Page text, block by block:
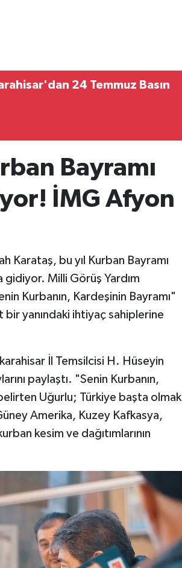
24 Temmuz Basın
Bayramı
İMG Afyon
Karataş, bu yıl Kurban Bayramı
gidiyor. Milli Görüş Yardım
Kurbanın, Kardeşinin Bayramı"
bir yanındaki ihtiyaç sahiplerine
İl Temsilcisi H. Hüseyin
paylaştı. "Senin Kurbanın,
belirten Uğurlu; Türkiye başta olmak
Amerika, Kuzey Kafkasya,
kesim ve dağıtımlarının